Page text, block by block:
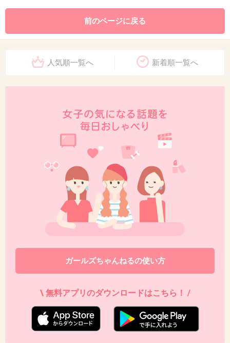
前のページに戻る
人気順一覧へ 新着順一覧へ
ガールズちゃんねるの使い方
\ 無料アプリのダウンロードはこちら！ /